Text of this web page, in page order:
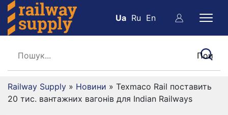
Ua Ru En
Railway Supply » Новини » Texmaco Rail поставить
20 тис. вантажних вагонів для Indian Railways